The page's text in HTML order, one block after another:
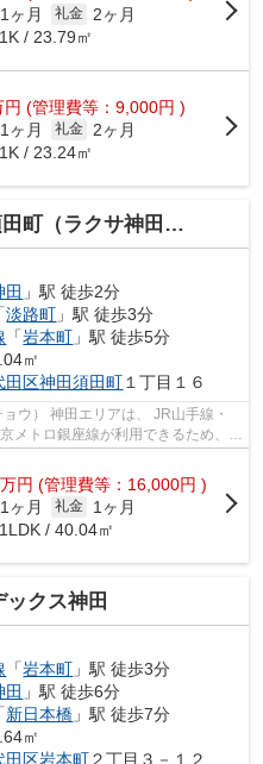
1ヶ月 礼金
2ヶ月
/ 23.79㎡
円 (管理費等：9,000円 )
1ヶ月 礼金
2ヶ月
/ 23.24㎡
ラクサ神田須田町）
田 」駅 徒歩2分
「淡路町 」駅 徒歩3分
「岩本町 」駅 徒歩5分
㎡
田区神田須田町 １丁目１６
山手線・
メトロ銀座線が利用できるため、
万円 (管理費等：16,000円 )
1ヶ月 礼金
1ヶ月
/ 40.04㎡
クス神田
「岩本町 」駅 徒歩3分
田 」駅 徒歩6分
「新日本橋 」駅 徒歩7分
㎡
田区岩本町２丁目３－１２